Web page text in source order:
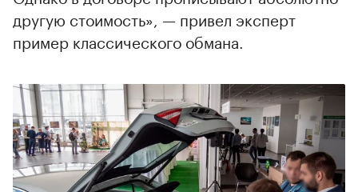
другую стоимость», — привел эксперт
пример классического обмана.